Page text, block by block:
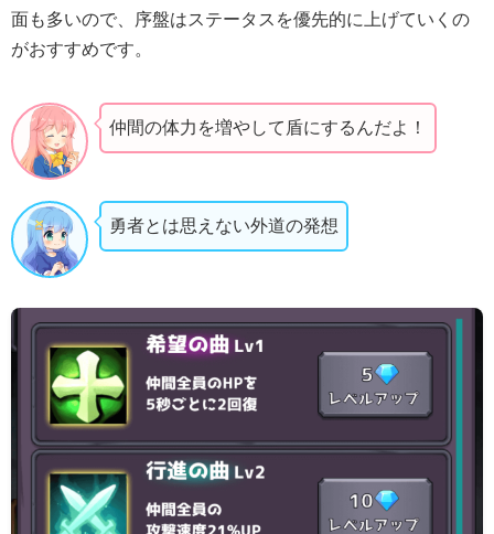
面も多いので、序盤はステータスを優先的に上げていくの
がおすすめです。
仲間の体力を増やして盾にするんだよ！
勇者とは思えない外道の発想